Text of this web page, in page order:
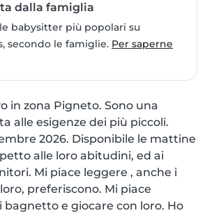
dalla famiglia
babysitter più popolari su
secondo le famiglie. Per saperne
in zona Pigneto. Sono una
alle esigenze dei più piccoli.
2026. Disponibile le mattine
alle loro abitudini, ed ai
Mi piace leggere , anche i
preferiscono. Mi piace
bagnetto e giocare con loro. Ho